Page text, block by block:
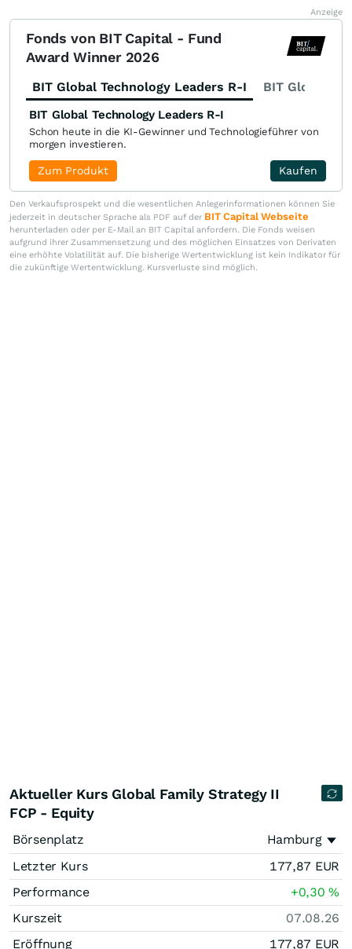
Anzeige
Fonds von BIT Capital - Fund
Award Winner 2026
BIT Global Technology Leaders R-I BIT Global
BIT Global Technology Leaders R-I
Schon heute in die KI-Gewinner und Technologieführer von
morgen investieren.
Kaufen
Zum Produkt
Den Verkaufsprospekt und die wesentlichen Anlegerinformationen können Sie
jederzeit in deutscher Sprache als PDF auf der BIT Capital Webseite
herunterladen oder per E-Mail an BIT Capital anfordern. Die Fonds weisen
aufgrund ihrer Zusammensetzung und des möglichen Einsatzes von Derivaten
eine erhöhte Volatilität auf. Die bisherige Wertentwicklung ist kein Indikator für
die zukünftige Wertentwicklung. Kursverluste sind möglich.
Aktueller Kurs Global Family Strategy II
FCP - Equity
Börsenplatz
Hamburg
Letzter Kurs
177,87 EUR
Performance
+0,30%
Kurszeit
07.08.26
Eröffnung
177,87 EUR